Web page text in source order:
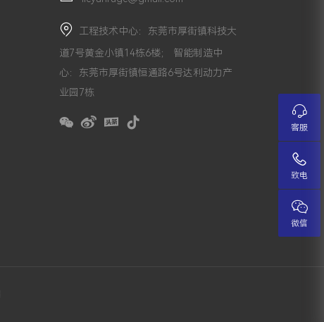
工程技术中心：东莞市厚街镇科技大
道7号黄金小镇14栋6楼； 智能制造中
心：东莞市厚街镇恒通路6号达利动力产
业园7栋
客服
致电
微信